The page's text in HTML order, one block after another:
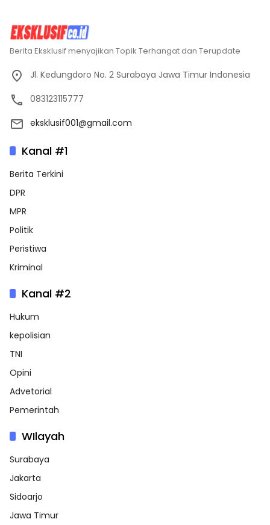
Berita Eksklusif menyajikan Topik Terhangat dan Terupdate
Jl. Kedungdoro No. 2 Surabaya Jawa Timur Indonesia
083123115777
eksklusif001@gmail.com
Kanal #1
Berita Terkini
DPR
MPR
Politik
Peristiwa
Kriminal
Kanal #2
Hukum
kepolisian
TNI
Opini
Advetorial
Pemerintah
WIlayah
Surabaya
Jakarta
Sidoarjo
Jawa Timur